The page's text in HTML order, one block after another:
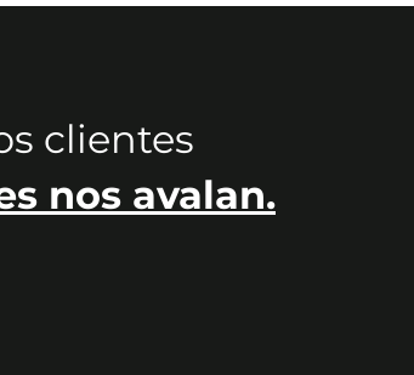
clientes
nos avalan.